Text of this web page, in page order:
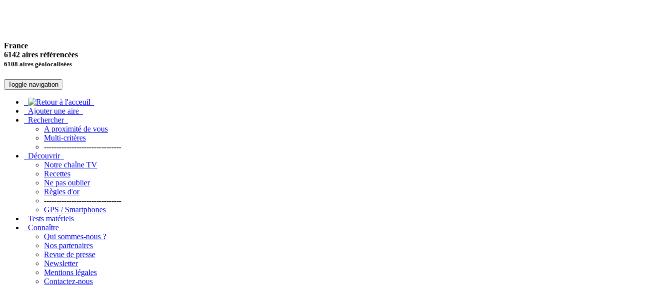
France
6142 aires référencées
6108 aires géolocalisées
Toggle navigation
Ajouter une aire
Rechercher
A proximité de vous
Multi-critères
-------------------------------
Découvrir
Notre chaîne TV
Recettes
Ne pas oublier
Règles d'or
-------------------------------
GPS / Smartphones
Tests matériels
Connaître
Qui sommes-nous ?
Nos partenaires
Revue de presse
Newsletter
Mentions légales
Contactez-nous